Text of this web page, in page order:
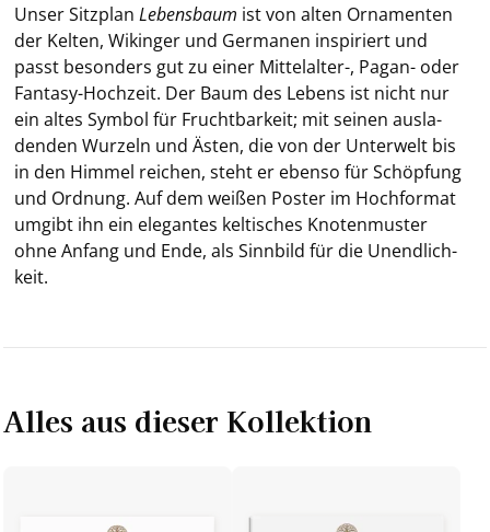
Unser Sitz­plan Le­bens­baum ist von alten Or­na­men­ten
der Kel­ten, Wi­kin­ger und Ger­ma­nen in­spi­riert und
passt be­son­ders gut zu einer Mittelalter-​, Pagan-​ oder
Fantasy-​Hochzeit. Der Baum des Le­bens ist nicht nur
ein altes Sym­bol für Frucht­bar­keit; mit sei­nen aus­la­
den­den Wur­zeln und Ästen, die von der Un­ter­welt bis
in den Him­mel rei­chen, steht er eben­so für Schöp­fung
und Ord­nung. Auf dem wei­ßen Pos­ter im Hoch­for­mat
um­gibt ihn ein ele­gan­tes kel­ti­sches Kno­ten­mus­ter
ohne An­fang und Ende, als Sinn­bild für die Un­end­lich­
keit.
Alles aus dieser Kollektion